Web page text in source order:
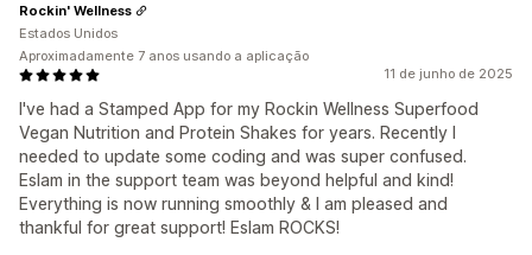
11 de junho de 2025
I've had a Stamped App for my Rockin Wellness Superfood
Vegan Nutrition and Protein Shakes for years. Recently I
needed to update some coding and was super confused.
Eslam in the support team was beyond helpful and kind!
Everything is now running smoothly & I am pleased and
thankful for great support! Eslam ROCKS!
Rockin' Wellness
Estados Unidos
Aproximadamente 7 anos usando a aplicação